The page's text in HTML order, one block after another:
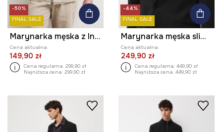
-50%
FINAL SALE
Marynarka męska z lnem
Cena aktualna:
149,90 zł
Cena regularna: 299,90 zł
Najniższa cena: 299,90 zł
-44%
FINAL SALE
Marynarka męska slim gładka
Cena aktualna:
249,90 zł
Cena regularna: 449,90 zł
Najniższa cena: 449,90 zł